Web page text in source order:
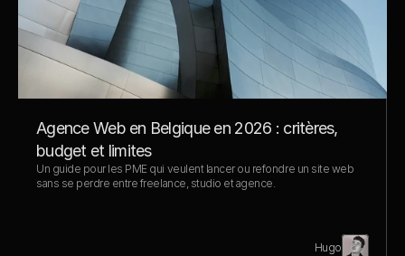
Agence Web en Belgique en 2026 : critères,
budget et limites
Un guide pour les PME qui veulent lancer ou refondre un site web
sans se perdre entre freelance, studio et agence.
Hugo